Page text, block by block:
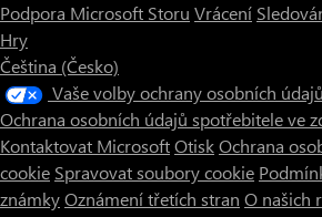
Podpora Microsoft Storu Vrácení
Hry
Čeština (Česko)
Vaše volby ochrany osobních údajů
Ochrana osobních údajů spotřebitele ve
Kontaktovat MicrosoftOtiskOchrana
cookie Spravovat soubory cookie
známkyOznámení třetích stran O našich